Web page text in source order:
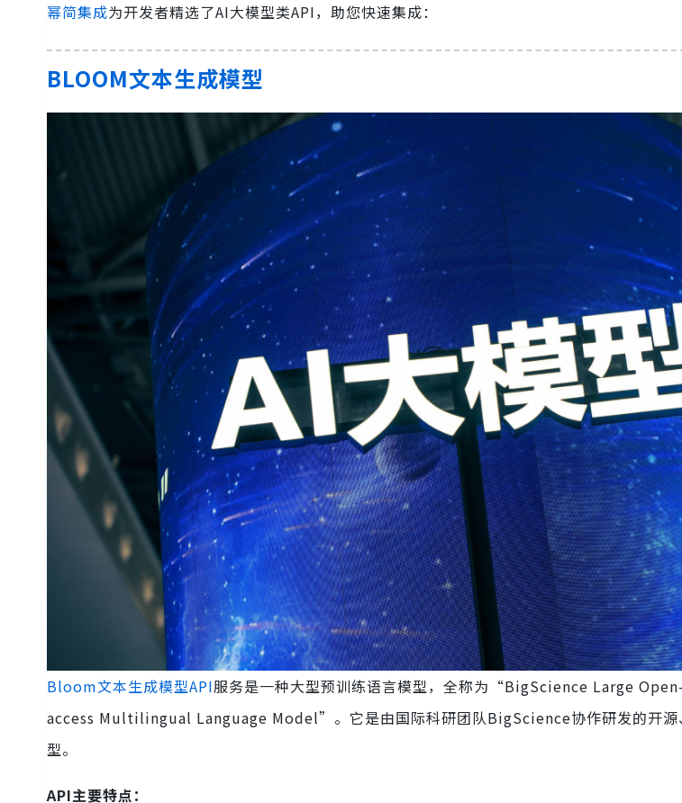
幂简集成为开发者精选了AI大模型类API，助您快速集成：
BLOOM文本生成模型
Bloom文本生成模型API服务是一种大型预训练语言模型，全称为“BigScience Large
access Multilingual Language Model”。它是由国际科研团队BigScience协作研发的开源
型。
API主要特点：